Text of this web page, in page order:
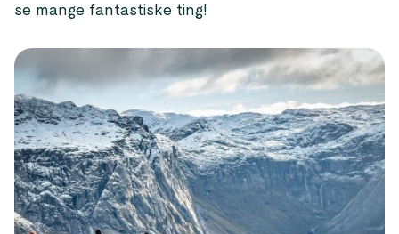
se mange fantastiske ting!